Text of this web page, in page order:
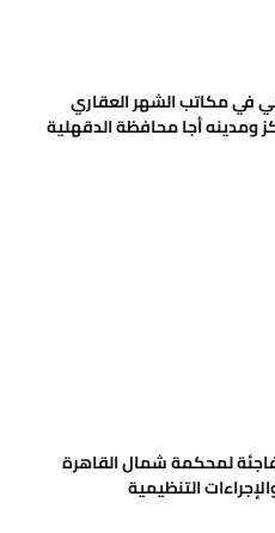
في مكاتب الشهر العقاري
ومدينه أجا محافظة الدقهلية
لمحكمة شمال القاهرة
التنظيمية